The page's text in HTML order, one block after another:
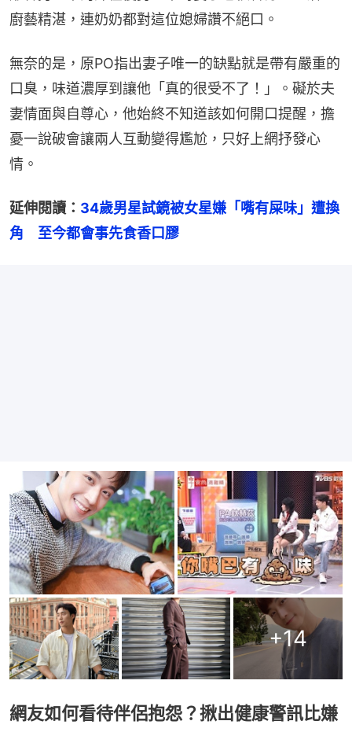
廚藝精湛，連奶奶都對這位媳婦讚不絕口。
無奈的是，原PO指出妻子唯一的缺點就是帶有嚴重的
口臭，味道濃厚到讓他「真的很受不了！」。礙於夫
妻情面與自尊心，他始終不知道該如何開口提醒，擔
憂一說破會讓兩人互動變得尷尬，只好上網抒發心
情。
延伸閱讀： 34歲男星試鏡被女星嫌「嘴有屎味」遭換
角　至今都會事先食香口膠
+14
網友如何看待伴侶抱怨？揪出健康警訊比嫌